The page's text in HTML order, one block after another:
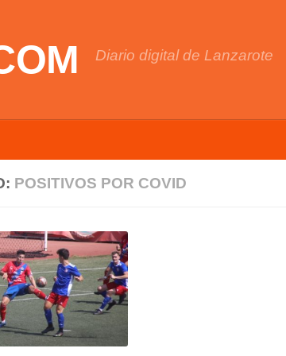
Diario digital de Lanzarote
POSITIVOS POR COVID